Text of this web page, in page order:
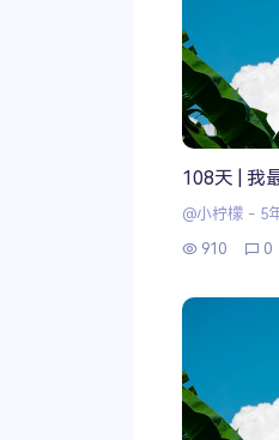
108天 | 我
@小柠檬 - 5
910
0